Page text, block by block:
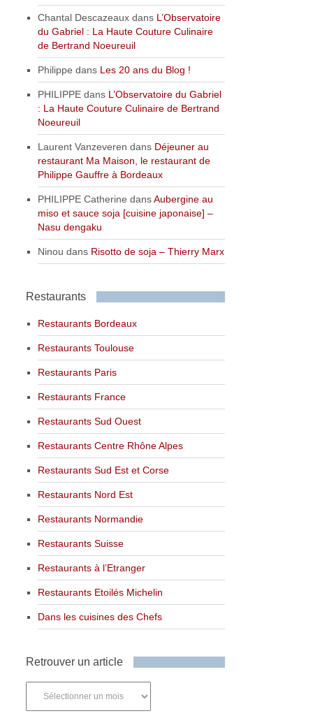
Chantal Descazeaux dans L’Observatoire
du Gabriel : La Haute Couture Culinaire
de Bertrand Noeureuil
Philippe dans Les 20 ans du Blog !
PHILIPPE dans L’Observatoire du Gabriel
: La Haute Couture Culinaire de Bertrand
Noeureuil
Laurent Vanzeveren dans Déjeuner au
restaurant Ma Maison, le restaurant de
Philippe Gauffre à Bordeaux
PHILIPPE Catherine dansAubergine au
miso et sauce soja [cuisine japonaise] –
Nasu dengaku
Ninou dans Risotto de soja – Thierry Marx
Restaurants
Restaurants Bordeaux
Restaurants Toulouse
Restaurants Paris
Restaurants France
Restaurants Sud Ouest
Restaurants Centre Rhône Alpes
Restaurants Sud Est et Corse
Restaurants Nord Est
Restaurants Normandie
Restaurants Suisse
Restaurants à l’Etranger
Restaurants Etoilés Michelin
Dans les cuisines des Chefs
Retrouver un article